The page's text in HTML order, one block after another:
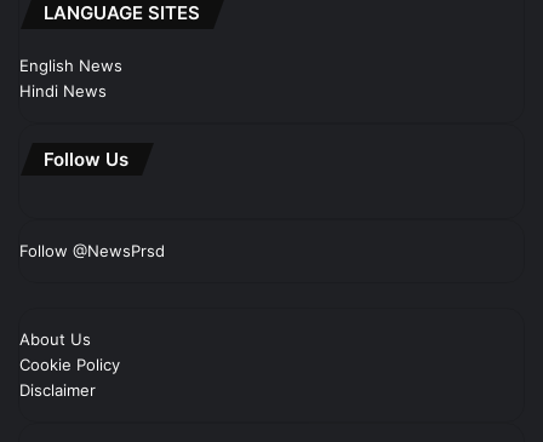
LANGUAGE SITES
English News
Hindi News
Follow Us
Follow @NewsPrsd
About Us
Cookie Policy
Disclaimer